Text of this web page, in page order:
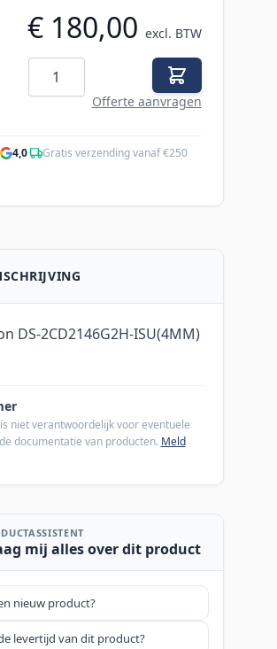
€ 180,00 excl. BTW
Aantal
Offerte aanvragen
4,0· Gratis verzending vanaf €250
DS-2CD2146G2H-ISU(4MM)
niet verantwoordelijk voor eventuele
documentatie van producten. Meld
mij alles over dit product
nieuw product?
levertijd van dit product?